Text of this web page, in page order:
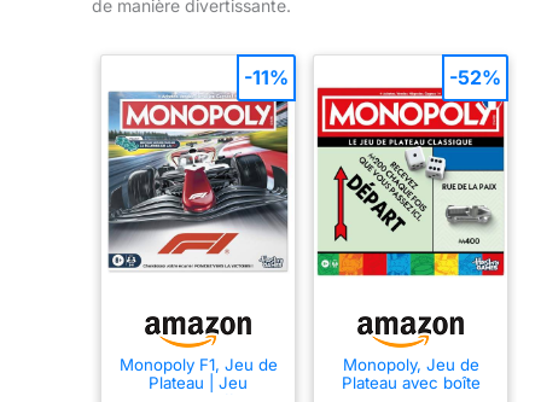
de manière divertissante.
Monopoly F1, Jeu de
Plateau | Jeu
-11%
Monopoly, Jeu de
Plateau avec boîte
-52%